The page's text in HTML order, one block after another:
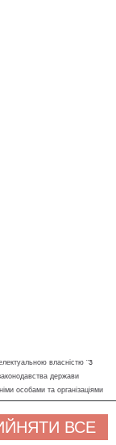
власністю "3
держави
особами та організаціями
друк та інше використання
працюючимВСЕ